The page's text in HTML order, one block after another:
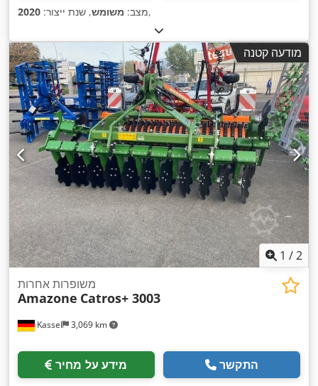
מצב: משומש, שנת ייצור: 2020 ,
מודעה קטנה
1 /2
Kassel 3,069 km
משופרות אחרות
Amazone Catros+ 3003
מידע על מחיר התקשר